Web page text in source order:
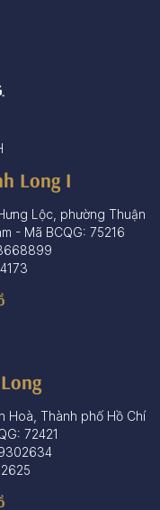
Long I
Lộc, phường Thuận
- Mã BCQG: 75216
Hoà, Thành phố Hồ Chí
72421